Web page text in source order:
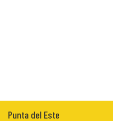
Punta del Este